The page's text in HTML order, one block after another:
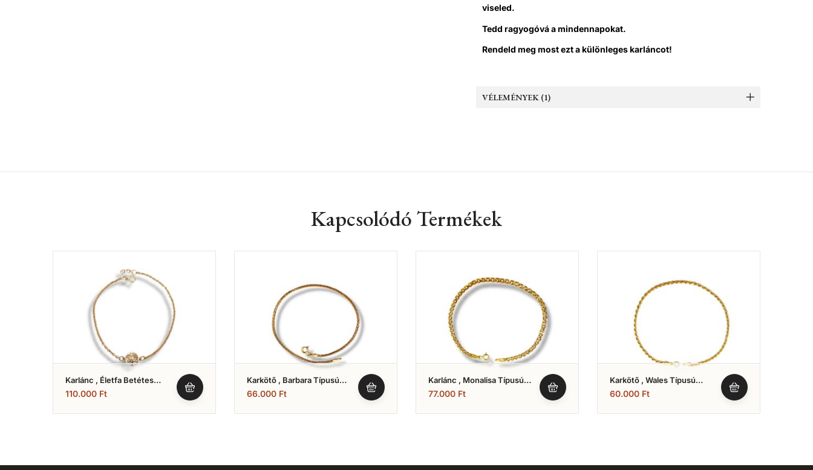
viseled.
Tedd ragyogóvá a mindennapokat.
Rendeld meg most ezt a különleges karláncot!
VÉLEMÉNYEK (1)
Kapcsolódó Termékek
Karlánc , Életfa Betétes
Anker Karkötő (Nr.32)
110.000 Ft
Karkötő , Barbara Típusú
Modell (Nr.30)
66.000 Ft
Karlánc , Monalisa Típusú
Karkötő (Nr.21)
77.000 Ft
Karkötő , Wales Típusú
Karlánc (Nr.17)
60.000 Ft